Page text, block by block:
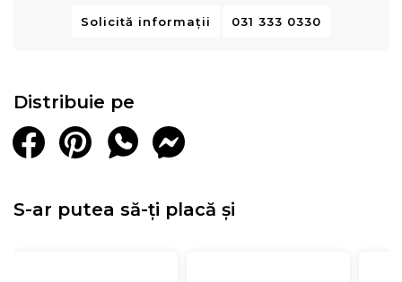
Solicită informații 031 333 0330
Distribuie pe
S-ar putea să-ți placă și